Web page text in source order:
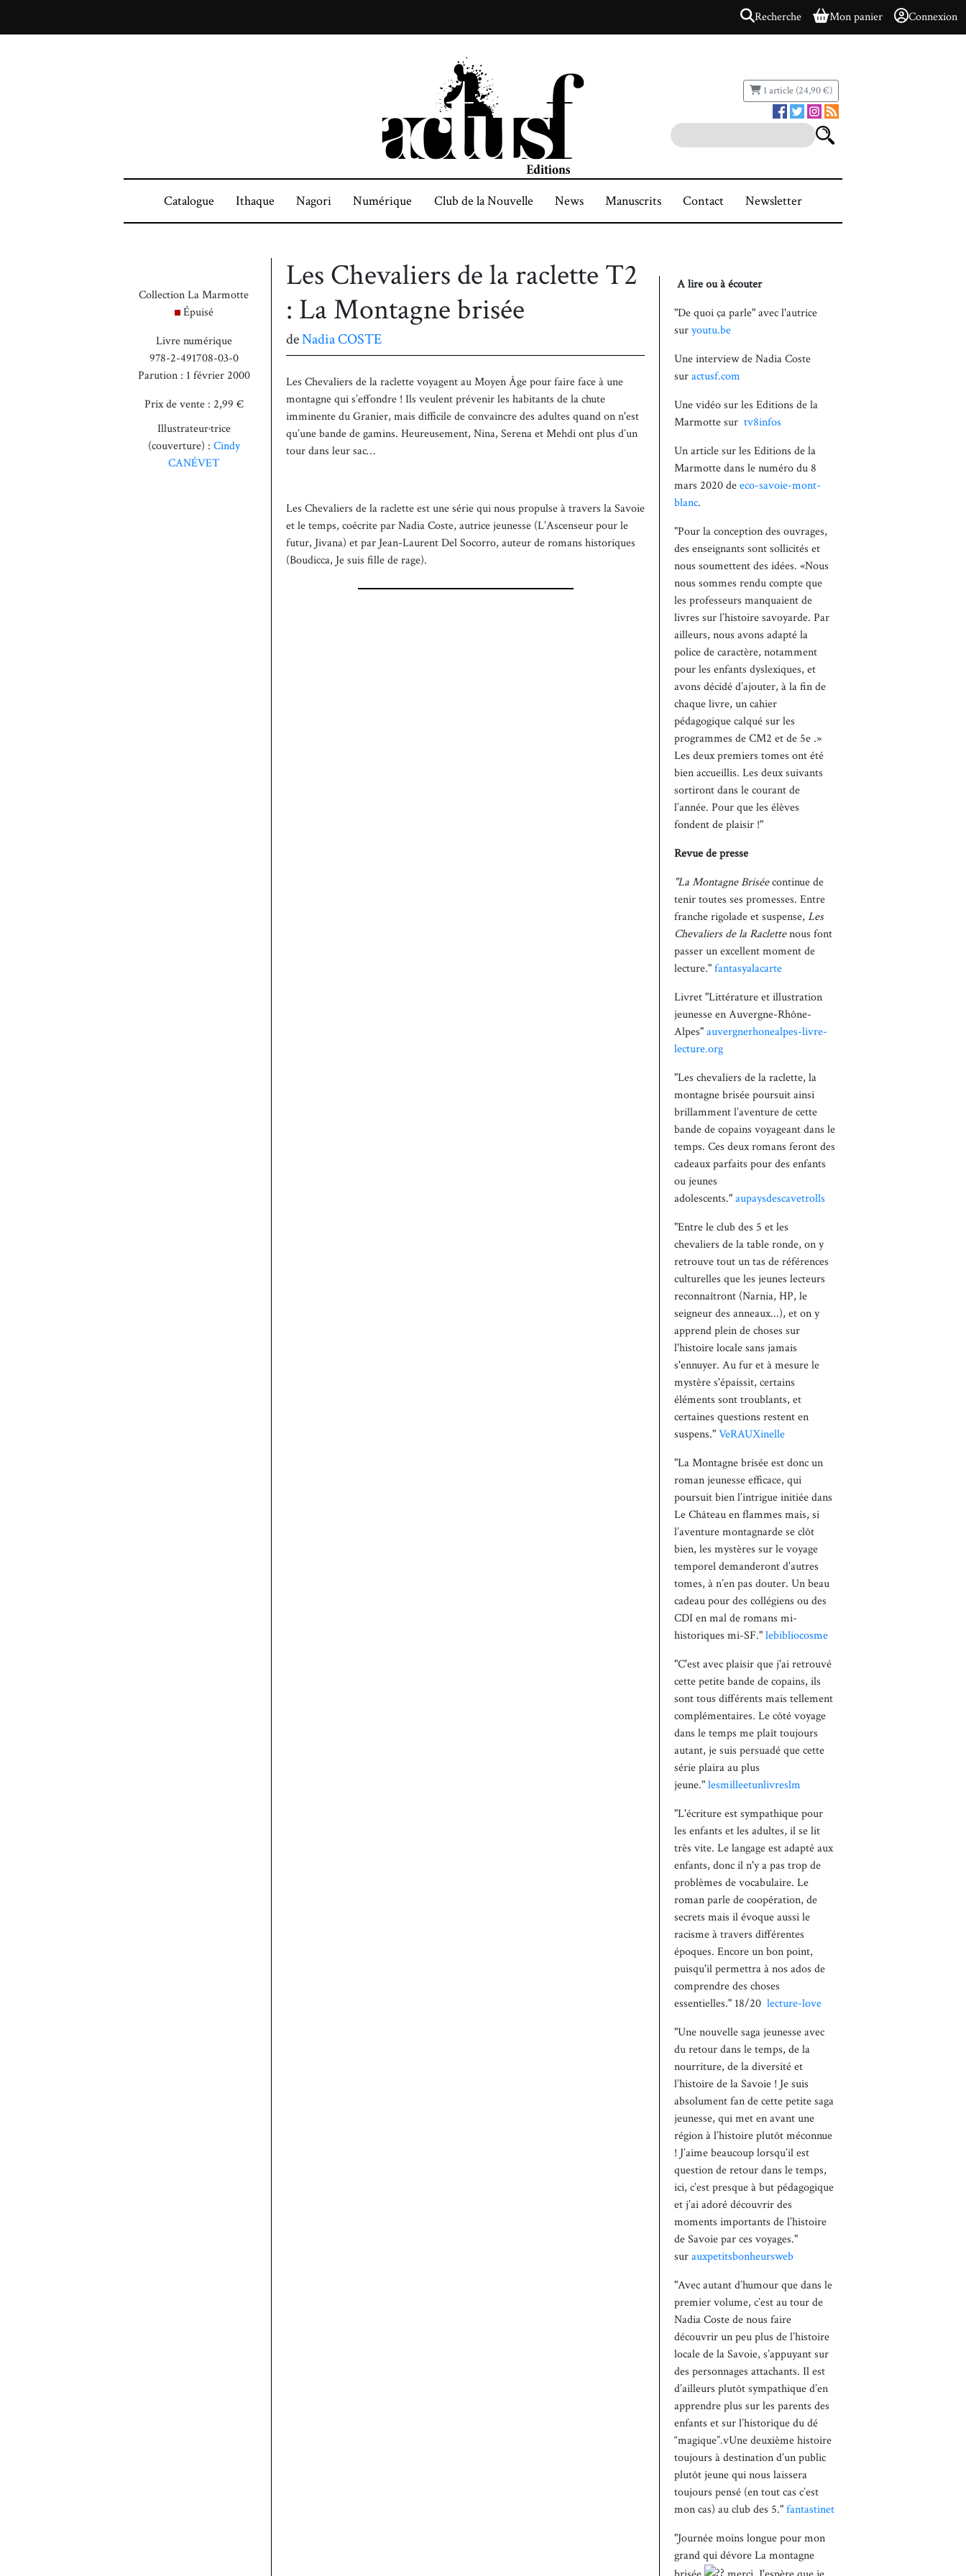
Recherche Mon panier Connexion
1 article (24,90 €)
Catalogue Ithaque Nagori Numérique Club de la Nouvelle News Manuscrits Contact Newsletter
Collection La Marmotte
Épuisé
Livre numérique
978-2-491708-03-0
Parution : 1 février 2000
Prix de vente : 2,99 €
Illustrateur·trice
(couverture) : Cindy
CANÉVET
Les Chevaliers de la raclette T2
: La Montagne brisée
deNadia COSTE
Les Chevaliers de la raclette voyagent au Moyen Âge pour faire face à une
montagne qui s’effondre ! Ils veulent prévenir les habitants de la chute
imminente du Granier, mais difficile de convaincre des adultes quand on n'est
qu’une bande de gamins. Heureusement, Nina, Serena et Mehdi ont plus d’un
tour dans leur sac…
Les Chevaliers de la raclette est une série qui nous propulse à travers la Savoie
et le temps, coécrite par Nadia Coste, autrice jeunesse (L’Ascenseur pour le
futur, Jivana) et par Jean-Laurent Del Socorro, auteur de romans historiques
(Boudicca, Je suis fille de rage).
A lire ou à écouter
"De quoi ça parle" avec l'autrice
suryoutu.be
Une interview de Nadia Coste
suractusf.com
Une vidéo sur les Editions de la
Marmotte sur tv8infos
Un article sur les Editions de la
Marmotte dans le numéro du 8
mars 2020 deeco-savoie-mont-
blanc.
"Pour la conception des ouvrages,
des enseignants sont sollicités et
nous soumettent des idées. «Nous
nous sommes rendu compte que
les professeurs manquaient de
livres sur l’histoire savoyarde. Par
ailleurs, nous avons adapté la
police de caractère, notamment
pour les enfants dyslexiques, et
avons décidé d’ajouter, à la fin de
chaque livre, un cahier
pédagogique calqué sur les
programmes de CM2 et de 5e .»
Les deux premiers tomes ont été
bien accueillis. Les deux suivants
sortiront dans le courant de
l’année. Pour que les élèves
fondent de plaisir !"
Revue de presse
"La Montagne Briséecontinue de
tenir toutes ses promesses. Entre
franche rigolade et suspense, Les
Chevaliers de la Raclettenous font
passer un excellent moment de
lecture."fantasyalacarte
Livret "Littérature et illustration
jeunesse en Auvergne-Rhône-
Alpes"auvergnerhonealpes-livre-
lecture.org
"Les chevaliers de la raclette, la
montagne brisée poursuit ainsi
brillamment l’aventure de cette
bande de copains voyageant dans le
temps. Ces deux romans feront des
cadeaux parfaits pour des enfants
ou jeunes
adolescents."aupaysdescavetrolls
"Entre le club des 5 et les
chevaliers de la table ronde, on y
retrouve tout un tas de références
culturelles que les jeunes lecteurs
reconnaîtront (Narnia, HP, le
seigneur des anneaux...), et on y
apprend plein de choses sur
l'histoire locale sans jamais
s'ennuyer. Au fur et à mesure le
mystère s'épaissit, certains
éléments sont troublants, et
certaines questions restent en
suspens."VeRAUXinelle
"La Montagne brisée est donc un
roman jeunesse efficace, qui
poursuit bien l’intrigue initiée dans
Le Château en flammes mais, si
l’aventure montagnarde se clôt
bien, les mystères sur le voyage
temporel demanderont d’autres
tomes, à n’en pas douter. Un beau
cadeau pour des collégiens ou des
CDI en mal de romans mi-
historiques mi-SF."lebibliocosme
"C'est avec plaisir que j'ai retrouvé
cette petite bande de copains, ils
sont tous différents mais tellement
complémentaires. Le côté voyage
dans le temps me plaît toujours
autant, je suis persuadé que cette
série plaira au plus
jeune."lesmilleetunlivreslm
"L'écriture est sympathique pour
les enfants et les adultes, il se lit
très vite. Le langage est adapté aux
enfants, donc il n'y a pas trop de
problèmes de vocabulaire. Le
roman parle de coopération, de
secrets mais il évoque aussi le
racisme à travers différentes
époques. Encore un bon point,
puisqu'il permettra à nos ados de
comprendre des choses
essentielles." 18/20 lecture-love
"Une nouvelle saga jeunesse avec
du retour dans le temps, de la
nourriture, de la diversité et
l’histoire de la Savoie ! Je suis
absolument fan de cette petite saga
jeunesse, qui met en avant une
région à l’histoire plutôt méconnue
! J’aime beaucoup lorsqu’il est
question de retour dans le temps,
ici, c’est presque à but pédagogique
et j’ai adoré découvrir des
moments importants de l’histoire
de Savoie par ces voyages."
surauxpetitsbonheursweb
"Avec autant d’humour que dans le
premier volume, c’est au tour de
Nadia Coste de nous faire
découvrir un peu plus de l’histoire
locale de la Savoie, s’appuyant sur
des personnages attachants. Il est
d’ailleurs plutôt sympathique d’en
apprendre plus sur les parents des
enfants et sur l’historique du dé
“magique”.vUne deuxième histoire
toujours à destination d’un public
plutôt jeune qui nous laissera
toujours pensé (en tout cas c’est
mon cas) au club des 5."fantastinet
"Journée moins longue pour mon
grand qui dévore La montagne